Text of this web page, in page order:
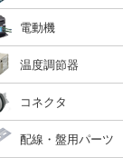
電動機
温度調節器
コネクタ
配線・盤用パーツ